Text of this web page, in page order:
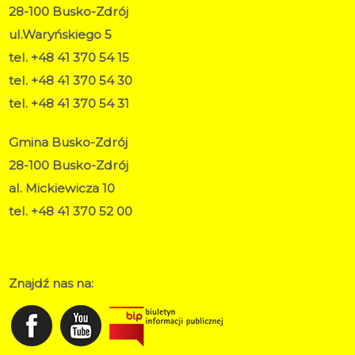
28-100 Busko-Zdrój
ul.Waryńskiego 5
tel. +48 41 370 54 15
tel. +48 41 370 54 30
tel. +48 41 370 54 31
Gmina Busko-Zdrój
28-100 Busko-Zdrój
al. Mickiewicza 10
tel. +48 41 370 52 00
Znajdź nas na: